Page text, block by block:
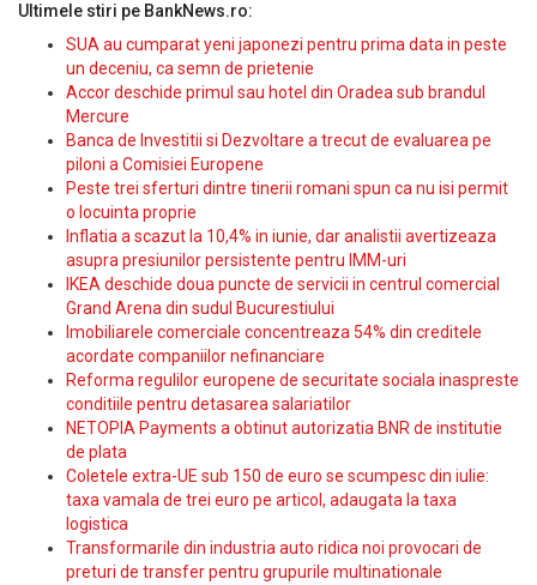
Ultimele stiri pe BankNews.ro:
SUA au cumparat yeni japonezi pentru prima data in peste
un deceniu, ca semn de prietenie
Accor deschide primul sau hotel din Oradea sub brandul
Mercure
Banca de Investitii si Dezvoltare a trecut de evaluarea pe
piloni a Comisiei Europene
Peste trei sferturi dintre tinerii romani spun ca nu isi permit
o locuinta proprie
Inflatia a scazut la 10,4% in iunie, dar analistii avertizeaza
asupra presiunilor persistente pentru IMM-uri
IKEA deschide doua puncte de servicii in centrul comercial
Grand Arena din sudul Bucurestiului
Imobiliarele comerciale concentreaza 54% din creditele
acordate companiilor nefinanciare
Reforma regulilor europene de securitate sociala inaspreste
conditiile pentru detasarea salariatilor
NETOPIA Payments a obtinut autorizatia BNR de institutie
de plata
Coletele extra-UE sub 150 de euro se scumpesc din iulie:
taxa vamala de trei euro pe articol, adaugata la taxa
logistica
Transformarile din industria auto ridica noi provocari de
preturi de transfer pentru grupurile multinationale